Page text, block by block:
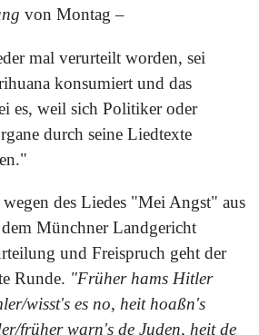
von Montag –
mal verurteilt worden, sei
konsumiert und das
es, weil sich Politiker oder
durch seine Liedtexte
des Liedes "Mei Angst" aus
Münchner Landgericht
und Freispruch geht der
Runde. "Früher hams Hitler
wisst's es no, heit hoaßn's
früher warn's de Juden, heit de